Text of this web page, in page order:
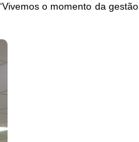
o momento da gestão